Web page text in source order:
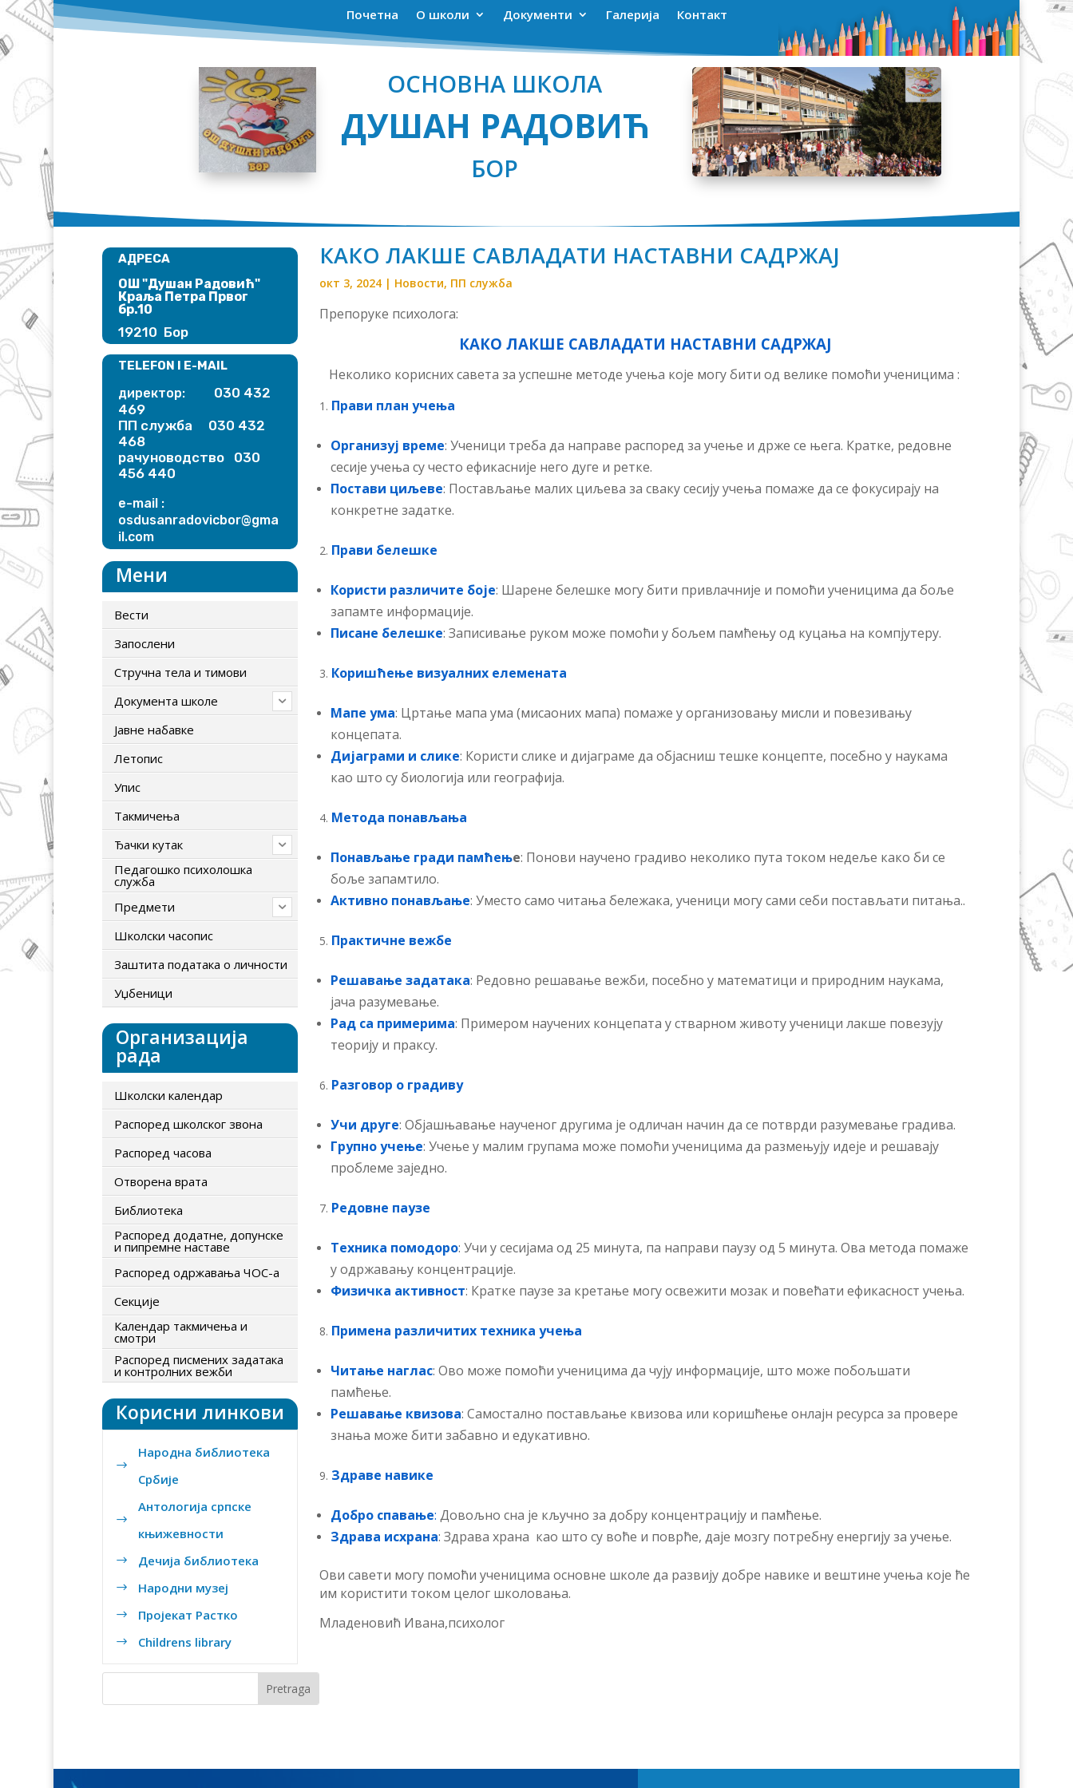
Почетна О школи Документи Галерија Контакт
ОСНОВНА ШКОЛА
ДУШАН РАДОВИЋ
БОР
АДРЕСА
ОШ "Душан Радовић"​
Краља Петра Првог
бр.10
19210 Бор
TELEFON I E-MAIL
директор: 030 432
469
ПП служба 030 432
468
рачуноводство 030
456 440
e-mail :
osdusanradovicbor@gma
il.com
Мени
Вести
Запослени
Стручна тела и тимови
Документа школе
Јавне набавке
Летопис
Упис
Tакмичења
Ђачки кутак
Педагошко психолошка
служба
Предмети
Школски часопис
Заштита података о личности
Уџбеници
Организација
рада
Школски календар
Распоред школског звона
Распоред часова
Отворена врата
Библиотека
Распоред додатне, допунске
и пипремне наставе
Распоред одржавања ЧОС-а
Секције
Календар такмичења и
смотри
Распоред писмених задатака
и контролних вежби
Корисни линкови
$
Народна библиотека
Србије
$
Антологија српске
књижевности
$ Дечија библиотека
$ Народни музеј
$ Пројекат Растко
$ Childrens library
КАКО ЛАКШЕ САВЛАДАТИ НАСТАВНИ САДРЖАЈ
окт 3, 2024| Новости, ПП служба
Препоруке психолога:
КАКО ЛАКШЕ САВЛАДАТИ НАСТАВНИ САДРЖАЈ
Неколико корисних савета за успешне методе учења које могу бити од велике помоћи ученицима :
Прави план учења
Организуј време: Ученици треба да направе распоред за учење и држе се њега. Кратке, редовне
сесије учења су често ефикасније него дуге и ретке.
Постави циљеве: Постављање малих циљева за сваку сесију учења помаже да се фокусирају на
конкретне задатке.
Прави белешке
Користи различите боје: Шарене белешке могу бити привлачније и помоћи ученицима да боље
запамте информације.
Писане белешке: Записивање руком може помоћи у бољем памћењу од куцања на компјутеру.
Коришћење визуалних елемената
Мапе ума: Цртање мапа ума (мисаоних мапа) помаже у организовању мисли и повезивању
концепата.
Дијаграми и слике: Користи слике и дијаграме да објасниш тешке концепте, посебно у наукама
као што су биологија или географија.
Метода понављања
Понављање гради памћење: Понови научено градиво неколико пута током недеље како би се
боље запамтило.
Активно понављање: Уместо само читања бележака, ученици могу сами себи постављати питања..
Практичне вежбе
Решавање задатака: Редовно решавање вежби, посебно у математици и природним наукама,
јача разумевање.
Рад са примерима: Примером научених концепата у стварном животу ученици лакше повезују
теорију и праксу.
Разговор о градиву
Учи друге: Објашњавање наученог другима је одличан начин да се потврди разумевање градива.
Групно учење: Учење у малим групама може помоћи ученицима да размењују идеје и решавају
проблеме заједно.
Редовне паузе
Техника помодоро: Учи у сесијама од 25 минута, па направи паузу од 5 минута. Ова метода помаже
у одржавању концентрације.
Физичка активност: Кратке паузе за кретање могу освежити мозак и повећати ефикасност учења.
Примена различитих техника учења
Читање наглас: Ово може помоћи ученицима да чују информације, што може побољшати
памћење.
Решавање квизова: Самостално постављање квизова или коришћење онлајн ресурса за провере
знања може бити забавно и едукативно.
Здраве навике
Добро спавање: Довољно сна је кључно за добру концентрацију и памћење.
Здрава исхрана: Здрава храна као што су воће и поврће, даје мозгу потребну енергију за учење.
Ови савети могу помоћи ученицима основне школе да развију добре навике и вештине учења које ће
им користити током целог школовања.
Младеновић Ивана,психолог